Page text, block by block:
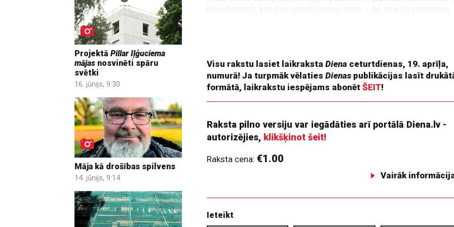
Projektā Pillar Iļģuciema
mājas nosvinēti spāru
svētki
16. jūnijs, 9:30
Māja kā drošības spilvens
14. jūnijs, 9:14
Visu rakstu lasiet laikrakstaDiena ceturtdienas, 19. aprīļa,
numurā! Ja turpmāk vēlatiesDienas publikācijas lasīt
formātā, laikrakstu iespējams abonētŠEIT!
Raksta pilno versiju var iegādāties arī portālā Diena.lv -
autorizējies, klikšķinot šeit!
Raksta cena:€1.00
Vairāk
Ieteikt